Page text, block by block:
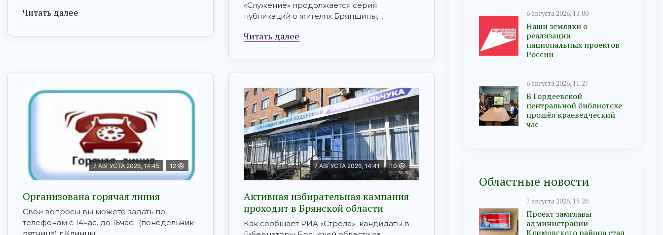
Читать далее
«Служение» продолжается серия
публикаций о жителях Брянщины, ...
Читать далее
7 АВГУСТА 2026, 14:45 12
Организована горячая линия
Свои вопросы вы можете задать по
телефонам с 14час. до 16час. (понедельник-
7 АВГУСТА 2026, 14:41 10
Активная избирательная кампания
проходит в Брянской области
Как сообщает РИА «Стрела» кандидаты в
6 августа 2026, 13:00
Наши земляки о
реализации
национальных проектов
России
6 августа 2026, 11:27
В Гордеевской
центральной библиотеке
прошёл краеведческий
час
Областные новости
7 августа 2026, 15:26
Проект замглавы
администрации
Климовского района стал